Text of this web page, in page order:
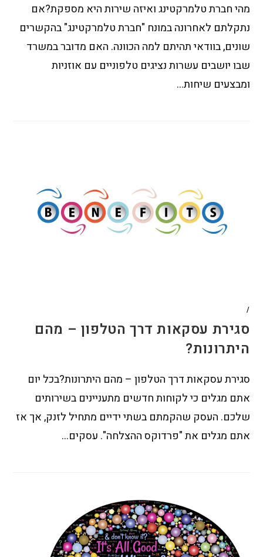
מהי חברת טלמרקטינג ואיזה שירות היא מספקת?אם
נתקלתם לאחרונה במונח "חברת טלמרקטינג" בהקשרים
שונים, בוודאי תהיתם למה הכוונה. האם מדובר במשרד
שבו יושבים עשרות נציגים טלפוניים עם אוזניות
ומבצעים שיחות…
/
סגירת עסקאות דרך הטלפון – מהם
היתרונות?
סגירת עסקאות דרך הטלפון – מהם היתרונות?בכל יום
אתם מגלים כי לקוחות חדשים מתעניינים בשירותים
שלכם. העסק שהקמתם בשתי ידיים מתחיל לזנק, אך אז
אתם מגלים את "פרדוקס ההצלחה". עסקים…